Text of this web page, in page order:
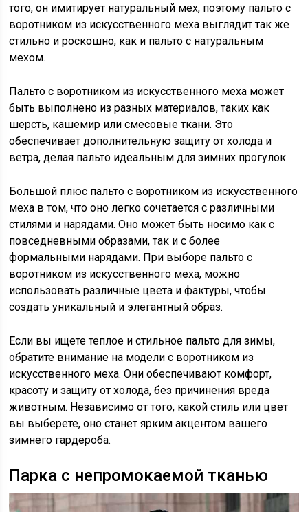
того, он имитирует натуральный мех, поэтому пальто с
воротником из искусственного меха выглядит так же
стильно и роскошно, как и пальто с натуральным
мехом.
Пальто с воротником из искусственного меха может
быть выполнено из разных материалов, таких как
шерсть, кашемир или смесовые ткани. Это
обеспечивает дополнительную защиту от холода и
ветра, делая пальто идеальным для зимних прогулок.
Большой плюс пальто с воротником из искусственного
меха в том, что оно легко сочетается с различными
стилями и нарядами. Оно может быть носимо как с
повседневными образами, так и с более
формальными нарядами. При выборе пальто с
воротником из искусственного меха, можно
использовать различные цвета и фактуры, чтобы
создать уникальный и элегантный образ.
Если вы ищете теплое и стильное пальто для зимы,
обратите внимание на модели с воротником из
искусственного меха. Они обеспечивают комфорт,
красоту и защиту от холода, без причинения вреда
животным. Независимо от того, какой стиль или цвет
вы выберете, оно станет ярким акцентом вашего
зимнего гардероба.
Парка с непромокаемой тканью